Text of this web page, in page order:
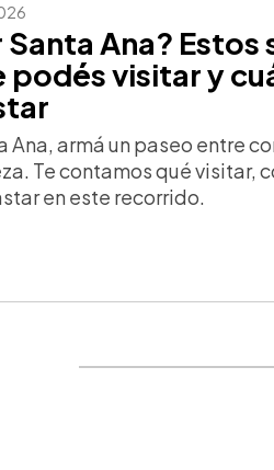
Ana? Estos
podés visitar y
Ana, armá un paseo entre
Te contamos qué visitar,
en este recorrido.